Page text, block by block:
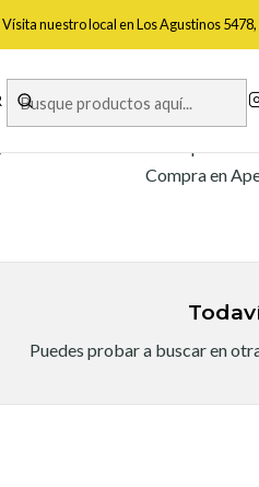
Vísita nuestro local en Los Agustinos
Compra en
Puedes probar a buscar en